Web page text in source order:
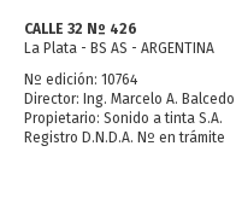
CALLE 32 Nº 426
La Plata - BS AS - ARGENTINA
Nº edición: 10764
Director: Ing. Marcelo A. Balcedo
Propietario: Sonido a tinta S.A.
Registro D.N.D.A. Nº en trámite